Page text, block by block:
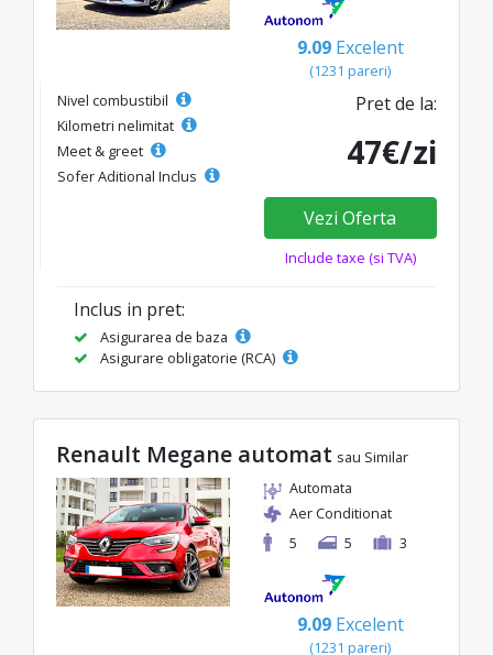
9.09 Excelent
(1231 pareri)
Nivel combustibil
Kilometri nelimitat
Meet & greet
Sofer Aditional Inclus
Pret de la:
47€/zi
Vezi Oferta
Include taxe (si TVA)
Inclus in pret:
Asigurarea de baza
Asigurare obligatorie (RCA)
Renault Megane automat sau Similar
Automata
Aer Conditionat
5
5 3
9.09 Excelent
(1231 pareri)